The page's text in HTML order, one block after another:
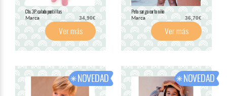
Cto. 3P. calado puntillas
Marca 34,90€
Ver más
Peto sarga corto niño
Marca 36,70€
Ver más